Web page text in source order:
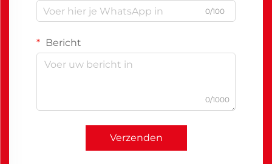
0/100
Bericht
0/1000
Verzenden